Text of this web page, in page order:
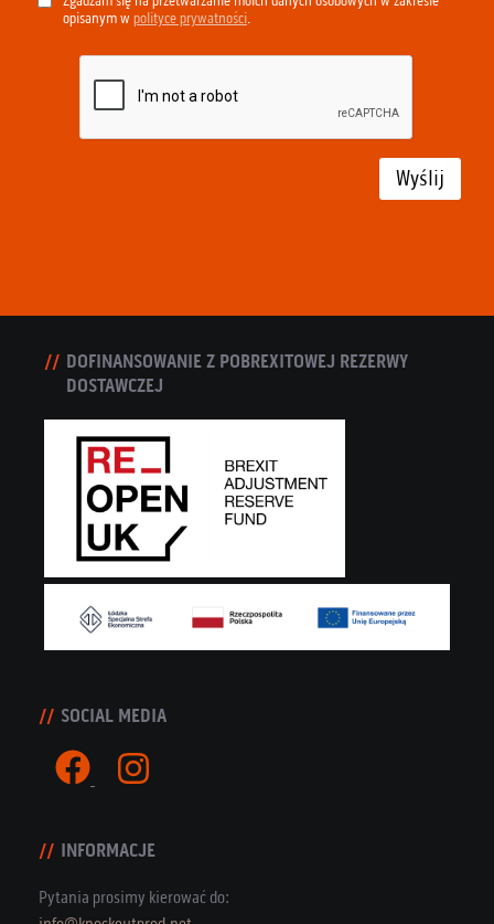
opisanym w polityce prywatności.
Wyślij
DOFINANSOWANIE Z POBREXITOWEJ REZERWY
DOSTAWCZEJ
SOCIAL MEDIA
INFORMACJE
Pytania prosimy kierować do: